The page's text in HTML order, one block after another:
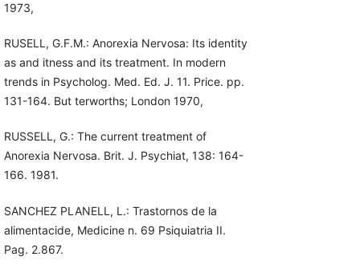
1973,
RUSELL, G.F.M.: Anorexia Nervosa: Its identity
as and itness and its treatment. In modern
trends in Psycholog. Med. Ed. J. 11. Price. pp.
131-164. But terworths; London 1970,
RUSSELL, G.: The current treatment of
Anorexia Nervosa. Brit. J. Psychiat, 138: 164-
166. 1981.
SANCHEZ PLANELL, L.: Trastornos de la
alimentacide, Medicine n. 69 Psiquiatria II.
Pag. 2.867.